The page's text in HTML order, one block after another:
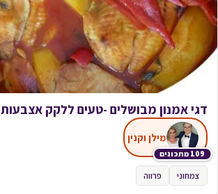
דגי אמנון מבושלים -טעים ללקק אצבעות
109 מתכונים
מילן וקנין
צמחוני פרווה